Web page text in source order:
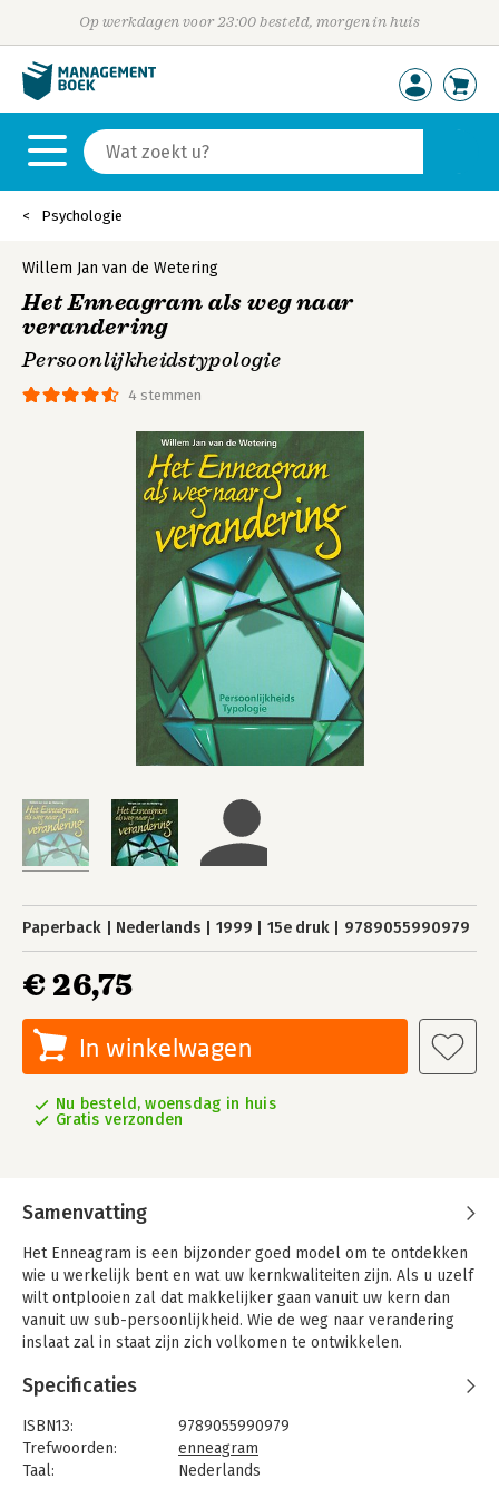
Op werkdagen voor 23:00 besteld, morgen in huis
Psychologie
4 stemmen
Willem Jan van de Wetering
Het Enneagram als weg naar
verandering
Persoonlijkheidstypologie
Paperback Nederlands 1999 15e druk 9789055990979
€ 26,75
In winkelwagen
Nu besteld, woensdag in huis
Gratis verzonden
Samenvatting
Het Enneagram is een bijzonder goed model om te ontdekken
wie u werkelijk bent en wat uw kernkwaliteiten zijn. Als u uzelf
wilt ontplooien zal dat makkelijker gaan vanuit uw kern dan
vanuit uw sub-persoonlijkheid. Wie de weg naar verandering
inslaat zal in staat zijn zich volkomen te ontwikkelen.
Veranderen kan alleen als u weet wie u bent, wat u
kernkwaliteiten zijn en wat uw onbewuste motivatie voor
gedrag is. Vanuit het Enneagram kan de weg tot verandering
veel makkelijker gevolgd worden dan zonder dit model.
Willem Jan van de Wetering is Enneagramtrainer. Hij geeft
Specificaties
ISBN13:
9789055990979
Trefwoorden:
enneagram
Taal:
Nederlands